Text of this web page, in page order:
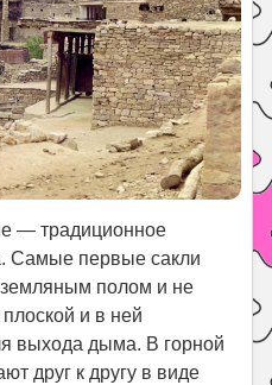
— традиционное
Самые первые сакли
полом и не
и в ней
выхода дыма. В горной
друг к другу в виде